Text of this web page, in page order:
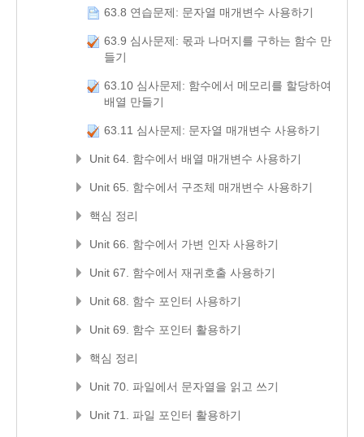
63.8 연습문제: 문자열 매개변수 사용하기
63.9 심사문제: 몫과 나머지를 구하는 함수 만
들기
63.10 심사문제: 함수에서 메모리를 할당하여
배열 만들기
63.11 심사문제: 문자열 매개변수 사용하기
Unit 64. 함수에서 배열 매개변수 사용하기
Unit 65. 함수에서 구조체 매개변수 사용하기
핵심 정리
Unit 66. 함수에서 가변 인자 사용하기
Unit 67. 함수에서 재귀호출 사용하기
Unit 68. 함수 포인터 사용하기
Unit 69. 함수 포인터 활용하기
핵심 정리
Unit 70. 파일에서 문자열을 읽고 쓰기
Unit 71. 파일 포인터 활용하기